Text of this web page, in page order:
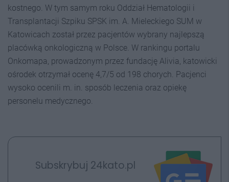
kostnego. W tym samym roku Oddział Hematologii i
Transplantacji Szpiku SPSK im. A. Mieleckiego SUM w
Katowicach został przez pacjentów wybrany najlepszą
placówką onkologiczną w Polsce. W rankingu portalu
Onkomapa, prowadzonym przez fundację Alivia, katowicki
ośrodek otrzymał ocenę 4,7/5 od 198 chorych. Pacjenci
wysoko ocenili m. in. sposób leczenia oraz opiekę
personelu medycznego.
Subskrybuj 24kato.pl